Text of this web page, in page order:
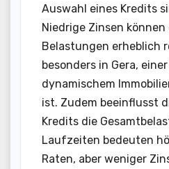
Auswahl eines Kredits
Niedrige Zinsen
Belastungen erheblich
besonders in Gera,
dynamischem
ist. Zudem beeinflusst
Kredits die
Laufzeiten bedeuten
Raten, aber weniger